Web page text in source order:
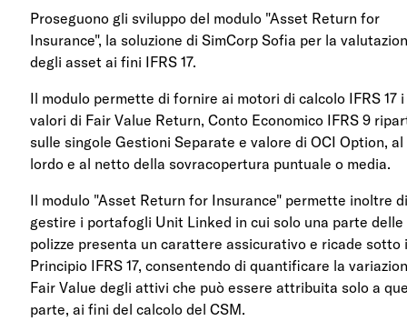
Proseguono gli sviluppo del modulo "Asset Return for
Insurance", la soluzione di SimCorp Sofia per la
degli asset ai fini IFRS 17.
Il modulo permette di fornire ai motori di calcolo IFRS 17 i
valori di Fair Value Return, Conto Economico IFRS 9
sulle singole Gestioni Separate e valore di OCI Option, al
lordo e al netto della sovracopertura puntuale o media.
Il modulo "Asset Return for Insurance" permette inoltre
gestire i portafogli Unit Linked in cui solo una parte delle
polizze presenta un carattere assicurativo e ricade sotto
Principio IFRS 17, consentendo di quantificare la
Fair Value degli attivi che può essere attribuita solo a
parte, ai fini del calcolo del CSM.